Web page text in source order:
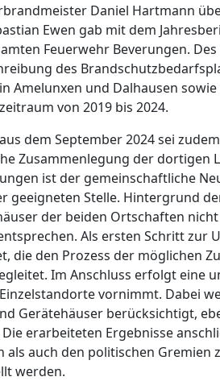
Daniel Hartmann
Ewen gab mit dem
Feuerwehr Beverungen.
des
Amelunxen und Dalhausen
von 2019 bis 2024.
dem September 2024 sei
Zusammenlegung der dortigen
ist der gemeinschaftliche
geeigneten Stelle. Hintergrund
der beiden Ortschaften
Als ersten Schritt zur
die den Prozess der möglichen
Im Anschluss erfolgt eine
vornimmt. Dabei
Gerätehäuser berücksichtigt,
erarbeiteten Ergebnisse
auch den politischen Gremien
werden.